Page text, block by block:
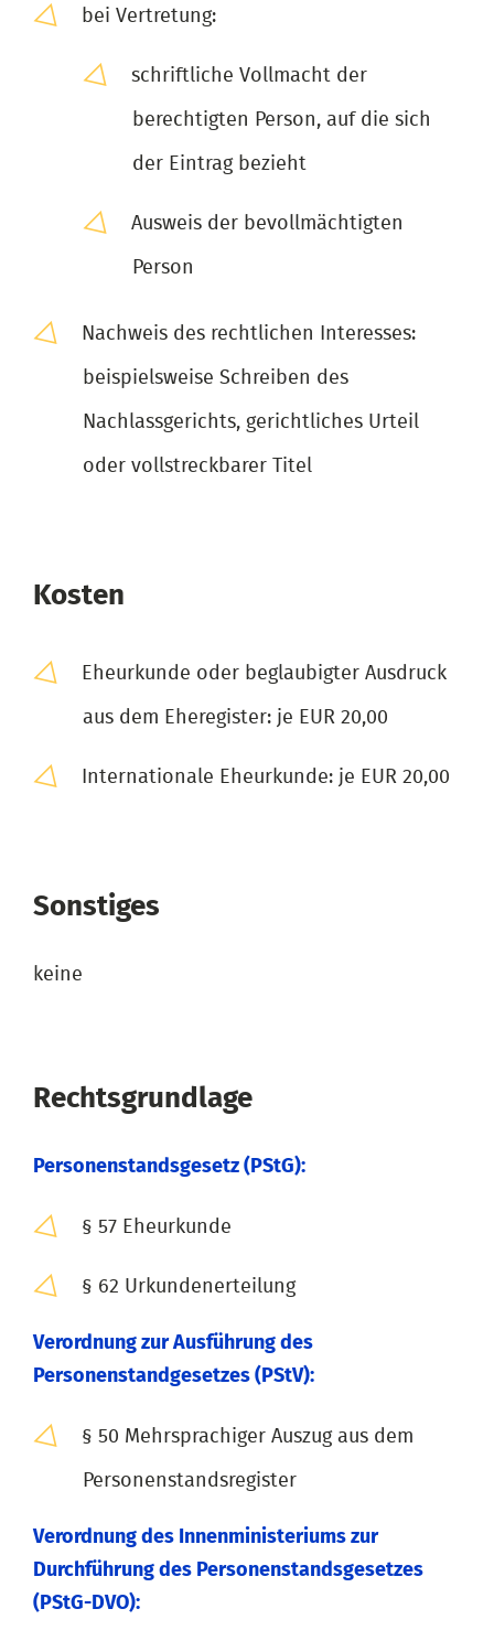
bei Vertretung:
schriftliche Vollmacht der
berechtigten Person, auf die sich
der Eintrag bezieht
Ausweis der bevollmächtigten
Person
Nachweis des rechtlichen Interesses:
beispielsweise Schreiben des
Nachlassgerichts, gerichtliches Urteil
oder vollstreckbarer Titel
Kosten
Eheurkunde oder beglaubigter Ausdruck
aus dem Eheregister: je EUR 20,00
Internationale Eheurkunde: je EUR 20,00
Sonstiges
keine
Rechtsgrundlage
Personenstandsgesetz (PStG):
§ 57 Eheurkunde
§ 62 Urkundenerteilung
Verordnung zur Ausführung des
Personenstandgesetzes (PStV):
§ 50 Mehrsprachiger Auszug aus dem
Personenstandsregister
Verordnung des Innenministeriums zur
Durchführung des Personenstandsgesetzes
(PStG-DVO):